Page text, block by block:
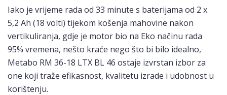
Iako je vrijeme rada od 33 minute s baterijama od 2 x
5,2 Ah (18 volti) tijekom košenja mahovine nakon
vertikuliranja, gdje je motor bio na Eko načinu rada
95% vremena, nešto kraće nego što bi bilo idealno,
Metabo RM 36-18 LTX BL 46 ostaje izvrstan izbor za
one koji traže efikasnost, kvalitetu izrade i udobnost u
korištenju.